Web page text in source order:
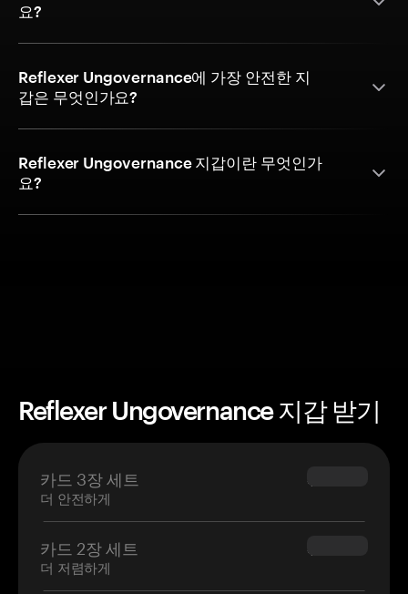
요?
Reflexer Ungovernance에 가장 안전한 지
갑은 무엇인가요?
Reflexer Ungovernance 지갑이란 무엇인가
요?
Reflexer Ungovernance 지갑 받기
카드 3장 세트
더 안전하게
$69.90
카드 2장 세트
더 저렴하게
$54.90